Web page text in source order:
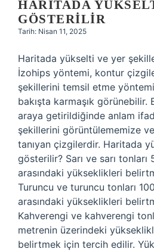
HARITADA
GÖSTERILIR
Tarih: Nisan 11, 2025
Haritada yükselti ve yer
İzohips yöntemi, kontur
şekillerini temsil etme
bakışta karmaşık görünebilir.
araya getirildiğinde anlam
şekillerini görüntülememize
tanıyan çizgilerdir. Haritada
gösterilir? Sarı ve sarı
arasındaki yükseklikleri
Turuncu ve turuncu tonları
arasındaki yükseklikleri
Kahverengi ve kahverengi
metrenin üzerindeki
belirtmek için tercih edilir.